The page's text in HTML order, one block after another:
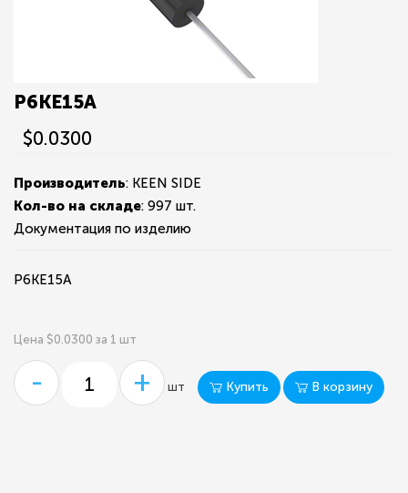
P6KE15A
$0.0300
Производитель: KEEN SIDE
Кол-во на складе: 997 шт.
Документация по изделию
P6KE15A
Цена $0.0300 за 1 шт
- + шт Купить В корзину